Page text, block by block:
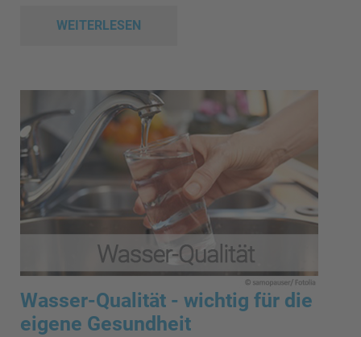
WEITERLESEN
Wasser-Qualität - wichtig für die
eigene Gesundheit